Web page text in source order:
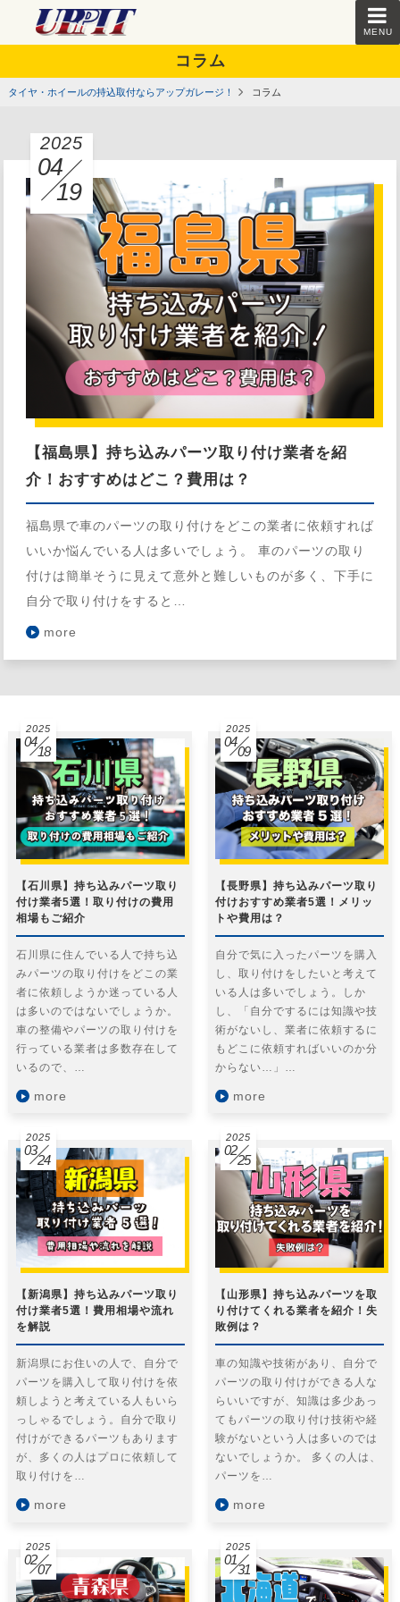
MENU
コラム
タイヤ・ホイールの持込取付ならアップガレージ！ コラム
2025
04
19
【福島県】持ち込みパーツ取り付け業者を紹
介！おすすめはどこ？費用は？
福島県で車のパーツの取り付けをどこの業者に依頼すれば
いいか悩んでいる人は多いでしょう。 車のパーツの取り
付けは簡単そうに見えて意外と難しいものが多く、下手に
自分で取り付けをすると…
more
2025
04
18
【石川県】持ち込みパーツ取り
付け業者5選！取り付けの費用
相場もご紹介
石川県に住んでいる人で持ち込
みパーツの取り付けをどこの業
者に依頼しようか迷っている人
は多いのではないでしょうか。
車の整備やパーツの取り付けを
行っている業者は多数存在して
いるので、…
more
2025
04
09
【長野県】持ち込みパーツ取り
付けおすすめ業者5選！メリッ
トや費用は？
自分で気に入ったパーツを購入
し、取り付けをしたいと考えて
いる人は多いでしょう。しか
し、「自分でするには知識や技
術がないし、業者に依頼するに
もどこに依頼すればいいのか分
からない…」…
more
2025
03
24
【新潟県】持ち込みパーツ取り
付け業者5選！費用相場や流れ
を解説
新潟県にお住いの人で、自分で
パーツを購入して取り付けを依
頼しようと考えている人もいら
っしゃるでしょう。自分で取り
付けができるパーツもあります
が、多くの人はプロに依頼して
取り付けを…
more
2025
02
25
【山形県】持ち込みパーツを取
り付けてくれる業者を紹介！失
敗例は？
車の知識や技術があり、自分で
パーツの取り付けができる人な
らいいですが、知識は多少あっ
てもパーツの取り付け技術や経
験がないという人は多いのでは
ないでしょうか。 多くの人は、
パーツを…
more
2025
02
07
2025
01
31